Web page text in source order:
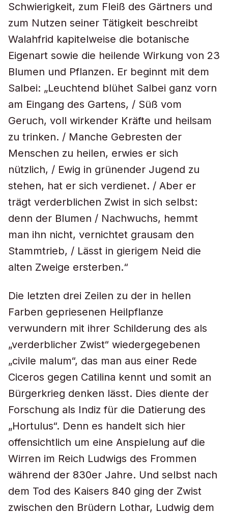
Schwierigkeit, zum Fleiß des Gärtners und
zum Nutzen seiner Tätigkeit beschreibt
Walahfrid kapitelweise die botanische
Eigenart sowie die heilende Wirkung von 23
Blumen und Pflanzen. Er beginnt mit dem
Salbei: „Leuchtend blühet Salbei ganz vorn
am Eingang des Gartens, / Süß vom
Geruch, voll wirkender Kräfte und heilsam
zu trinken. / Manche Gebresten der
Menschen zu heilen, erwies er sich
nützlich, / Ewig in grünender Jugend zu
stehen, hat er sich verdienet. / Aber er
trägt verderblichen Zwist in sich selbst:
denn der Blumen / Nachwuchs, hemmt
man ihn nicht, vernichtet grausam den
Stammtrieb, / Lässt in gierigem Neid die
alten Zweige ersterben.“
Die letzten drei Zeilen zu der in hellen
Farben gepriesenen Heilpflanze
verwundern mit ihrer Schilderung des als
„verderblicher Zwist“ wiedergegebenen
„civile malum“, das man aus einer Rede
Ciceros gegen Catilina kennt und somit an
Bürgerkrieg denken lässt. Dies diente der
Forschung als Indiz für die Datierung des
„Hortulus“. Denn es handelt sich hier
offensichtlich um eine Anspielung auf die
Wirren im Reich Ludwigs des Frommen
während der 830er Jahre. Und selbst nach
dem Tod des Kaisers 840 ging der Zwist
zwischen den Brüdern Lothar, Ludwig dem